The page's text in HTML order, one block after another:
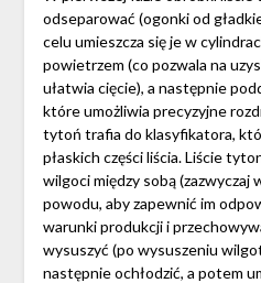
odseparować (ogonki od
celu umieszcza się je w
powietrzem (co pozwala na
ułatwia cięcie), a następnie
które umożliwia precyzyjne
tytoń trafia do klasyfikatora,
płaskich części liścia. Liście
wilgoci między sobą (zazwyczaj
powodu, aby zapewnić im
warunki produkcji i
wysuszyć (po wysuszeniu
następnie ochłodzić, a potem